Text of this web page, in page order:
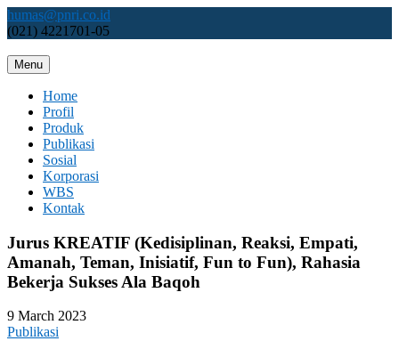
Skip
to
humas@pnri.co.id
(021) 4221701-05
Perum PNRI
Menu
Home
Profil
Produk
Publikasi
Sosial
Korporasi
WBS
Kontak
Jurus KREATIF (Kedisiplinan, Reaksi, Empati,
Amanah, Teman, Inisiatif, Fun to Fun), Rahasia
Bekerja Sukses Ala Baqoh
9 March 2023
Publikasi